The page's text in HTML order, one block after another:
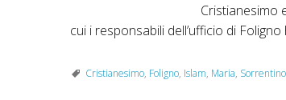
Cristianesimo
cui i responsabili dell’ufficio di
Cristianesimo, Foligno, Islam, Maria, Sorrentino